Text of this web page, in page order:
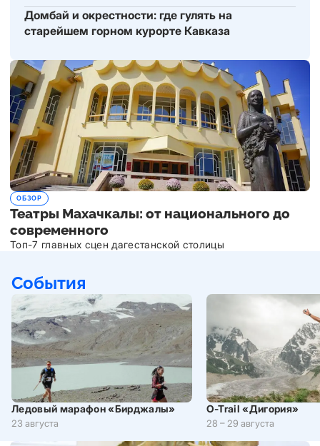
Домбай и окрестности: где гулять на
старейшем горном курорте Кавказа
ОБЗОР
Театры Махачкалы: от национального до
современного
Топ-7 главных сцен дагестанской столицы
События
Ледовый марафон «Бирджалы»
23 августа
O-Trail «Дигория»
28 – 29 августа